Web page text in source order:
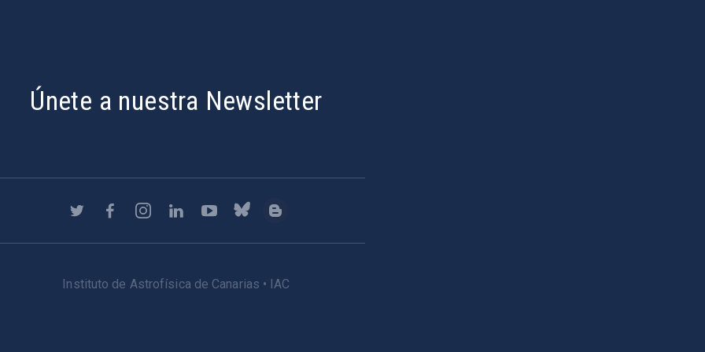
Únete a nuestra Newsletter
Instituto de Astrofísica de Canarias • IAC